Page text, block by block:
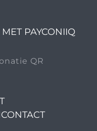
PAYCONIIQ